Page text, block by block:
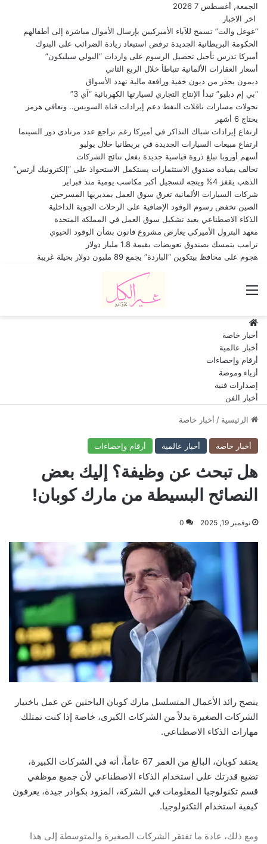
الجمعة, أغسطس 7 2026
اخر الاخبار
“غوغل والت” تسمح للآباء الأميركيين بإرسال الأموال مباشرة إلى أطفالهم
الحكومة البريطانية الجديدة ترفض استبعاد زيادة الضرائب على البنوك
أميركا تدرس تأجيل تحصيل الرسوم على واردات “البولي سيليكون”
أسعار العقارات الألمانية تتباطأ خلال الربع الثاني
ديمون يحذر من ديون خفية ورافعة مالية تهدد الأسواق
“بي إم دبليو” تبدأ الإنتاج التجاري لسيارتها الكهربائية “آي 3”
تحولات مسارات ناقلات النفط دعم إيرادات قناة السويس.. وتعافي هرمز
يحتاج 6 أشهر
ارتفاع إيرادات شباك التذاكر في أميركا رغم تراجع عدد مرتادي دور السينما
ارتفاع مبيعات السيارات الجديدة في بريطانيا خلال يوليو
أسهم أوروبا تبلغ ذروة قياسية جديدة بفعل نتائج الشركات
تحالف بقيادة صندوق الاستثمارات يستكمل الاستحواذ على “إلكترونيك آرتس”
الذهب يقفز 4% ويتجه لتسجيل أكبر مكاسب يومية منذ فبراير
شركات السيارات الألمانية تغرق سوق العمل بمديريها المسرحين
الصين تخفض رسوم الوقود الإضافية على الرحلات الجوية الداخلية
الذكاء الاصطناعي يعيد تشكيل سوق العمل في المملكة المتحدة
معهد البترول الأميركي يعارض مشروع قانون بشأن الوقود الحيوي
ترامب يتمسك بصندوق تعويضات بقيمة 1.8 مليار دولار
هجوم على محافظ بيتكوين “الباردة” يجمع 89 مليون دولار بحيلة غريبة
القائمة
أخبار خاصة
أخبار عالمية
أرقام وإحصاءات
أزياء وموضة
إصدارات فنية
أخبار الفن
الرئيسية / أخبار خاصة
أخبار خاصة أخبار عالمية أرقام وإحصاءات
هل تبحث عن وظيفة؟ إليك بعض
النصائح البسيطة من مارك كوبان!
نوفمبر 19, 2025 0
ينصح رائد الأعمال المتسلسل مارك كوبان الباحثين عن عمل باختيار
الشركات الصغيرة بدلاً من الشركات الكبرى، خاصة إذا كنت تمتلك
مهارات الذكاء الاصطناعي.
يعتقد كوبان، البالغ من العمر 67 عاماً، أنه في الشركات الكبيرة،
تضيع قدرتك على استخدام الذكاء الاصطناعي لأن جميع موظفي
قسم تكنولوجيا المعلومات في الشركة، المزود بكوادر جيدة، يعرفون
كيفية استخدام التكنولوجيا.
ومع ذلك، عادة ما تفتقر الشركات الصغيرة والمتوسطة إلى هذا